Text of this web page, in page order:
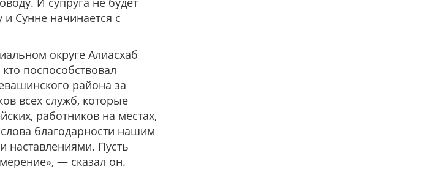
Сунне начинается с
округе Алиасхаб
поспособствовал
района за
всех служб, которые
работников на местах,
благодарности нашим
наставлениями. Пусть
— сказал он.